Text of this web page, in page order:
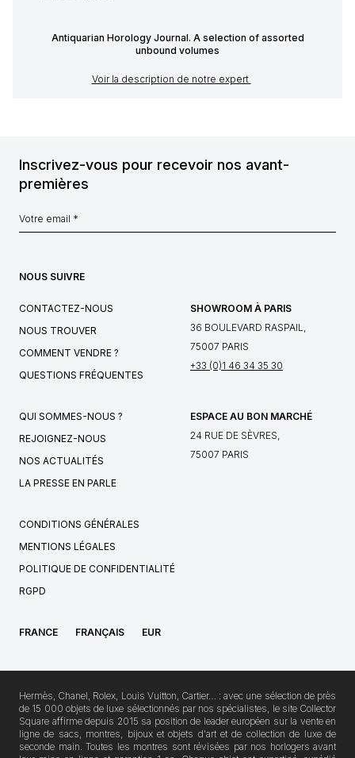
Antiquarian Horology Journal. A selection of assorted
unbound volumes
Voir la description de notre expert
Inscrivez-vous pour recevoir nos avant-
premières
NOUS SUIVRE
CONTACTEZ-NOUS
NOUS TROUVER
COMMENT VENDRE ?
QUESTIONS FRÉQUENTES
SHOWROOM À PARIS
36 BOULEVARD RASPAIL,
75007 PARIS
+33 (0)1 46 34 35 30
QUI SOMMES-NOUS ?
REJOIGNEZ-NOUS
NOS ACTUALITÉS
LA PRESSE EN PARLE
ESPACE AU BON MARCHÉ
24 RUE DE SÈVRES,
75007 PARIS
CONDITIONS GÉNÉRALES
MENTIONS LÉGALES
POLITIQUE DE CONFIDENTIALITÉ
RGPD
FRANCE FRANÇAIS EUR
Hermès, Chanel, Rolex, Louis Vuitton, Cartier… : avec une sélection de près
de 15 000 objets de luxe sélectionnés par nos spécialistes, le site Collector
Square affirme depuis 2015 sa position de leader européen sur la vente en
ligne de sacs, montres, bijoux et objets d'art et de collection de luxe de
seconde main. Toutes les montres sont révisées par nos horlogers avant